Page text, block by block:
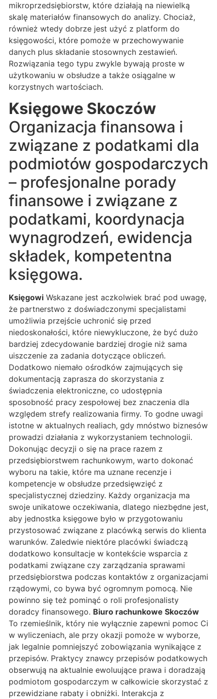
mikroprzedsiębiorstw, które działają na niewielką
skalę materiałów finansowych do analizy. Chociaż,
również wtedy dobrze jest użyć z platform do
księgowości, które pomoże w przechowywanie
danych plus składanie stosownych zestawień.
Rozwiązania tego typu zwykle bywają proste w
użytkowaniu w obsłudze a także osiągalne w
korzystnych wartościach.
Księgowe Skoczów
Organizacja finansowa i
związane z podatkami dla
podmiotów gospodarczych
– profesjonalne porady
finansowe i związane z
podatkami, koordynacja
wynagrodzeń, ewidencja
składek, kompetentna
księgowa.
Księgowi Wskazane jest aczkolwiek brać pod uwagę,
że partnerstwo z doświadczonymi specjalistami
umożliwia przejście uchronić się przed
niedoskonałości, które niewykluczone, że być dużo
bardziej zdecydowanie bardziej drogie niż sama
uiszczenie za zadania dotyczące obliczeń.
Dodatkowo niemało ośrodków zajmujących się
dokumentacją zaprasza do skorzystania z
świadczenia elektroniczne, co udostępnia
sposobność pracy zespołowej bez znaczenia dla
względem strefy realizowania firmy. To godne uwagi
istotne w aktualnych realiach, gdy mnóstwo biznesów
prowadzi działania z wykorzystaniem technologii.
Dokonując decyzji o się na prace razem z
przedsiębiorstwem rachunkowym, warto dokonać
wyboru na takie, które ma uznane recenzje i
kompetencje w obsłudze przedsięwzięć z
specjalistycznej dziedziny. Każdy organizacja ma
swoje unikatowe oczekiwania, dlatego niezbędne jest,
aby jednostka księgowe było w przygotowaniu
przystosować związane z placówką serwis do klienta
warunków. Zaledwie niektóre placówki świadczą
dodatkowo konsultacje w kontekście wsparcia z
podatkami związane czy zarządzania sprawami
przedsiębiorstwa podczas kontaktów z organizacjami
rządowymi, co bywa być ogromnym pomocą. Nie
powinno się też pominąć o roli profesjonalisty
doradcy finansowego. Biuro rachunkowe Skoczów
To rzemieślnik, który nie wyłącznie zapewni pomoc Ci
w wyliczeniach, ale przy okazji pomoże w wyborze,
jak legalnie pomniejszyć zobowiązania wynikające z
przepisów. Praktycy znawcy przepisów podatkowych
obserwują na aktualnie ewoluujące prawa i doradzają
podmiotom gospodarczym w całkowicie skorzystać z
przewidziane rabaty i obniżki. Interakcja z